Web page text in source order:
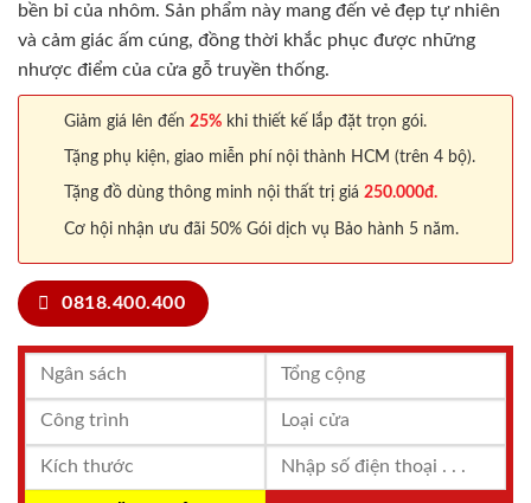
bền bỉ của nhôm. Sản phẩm này mang đến vẻ đẹp tự nhiên
và cảm giác ấm cúng, đồng thời khắc phục được những
nhược điểm của cửa gỗ truyền thống.
Giảm giá lên đến 25% khi thiết kế lắp đặt trọn gói.
Tặng phụ kiện, giao miễn phí nội thành HCM (trên 4 bộ).
Tặng đồ dùng thông minh nội thất trị giá 250.000đ.
Cơ hội nhận ưu đãi 50% Gói dịch vụ Bảo hành 5 năm.
0818.400.400